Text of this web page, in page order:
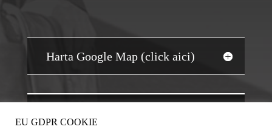
Harta Google Map (click aici)
EU GDPR COOKIE